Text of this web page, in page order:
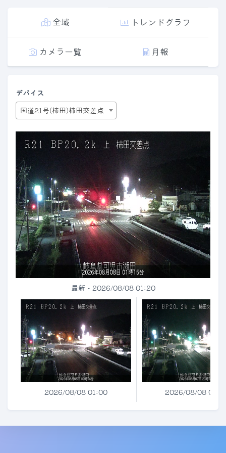
全域 トレンドグラフ
カメラ一覧 月報
デバイス
国道21号(柿田)柿田交差点
最新 - 2026/08/08 01:20
2026/08/08 01:00 2026/08/08